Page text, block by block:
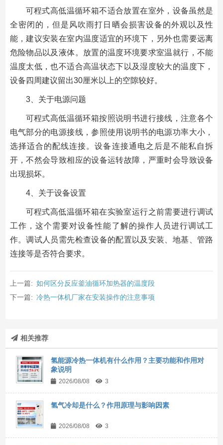
可程式高低温循环箱不适合放置在室外，设备虽然是
全密闭的，但是风吹雨打日晒会损害设备的外观以及性
能，建议安装在室内温度适宜的环境下，另外也需要远离
危险物品以及液体。放置的温度环境要求室温就行，不能
温度太低，也不适合高温状态下以及湿度较大的温度下，
设备四周建议留出30厘米以上的空隙较好。
3、关于电源问题
可程式高低温循环箱按照说明书进行接线，注意各个
电气部分的电源接线，参照使用说明书的电源功率大小，
选择适合的配线连接。设备连接通电之后是不能私自拆
开，不然会导致相应的设备运转故障，严重时会导致设备
出现损坏。
4、关于设备设置
可程式高低温循环箱在实验室运行之前需要进行调试
工作，这个需要对设备性能了解的操作人员进行调试工
作。调试人员需先检查设备的配置以及安装、地基、管路
连接等是否符合要求。
上一篇: 如何区分反应釜油循环加热器的温度段
下一篇: 冷热一体机厂家在安装操作的注意事项
相关推荐
氢能源冷热一体机有什么作用？主要功能和作用对
象说明
2026/08/08 3
氢气冷却是什么？作用原理与影响因素
2026/08/08 3